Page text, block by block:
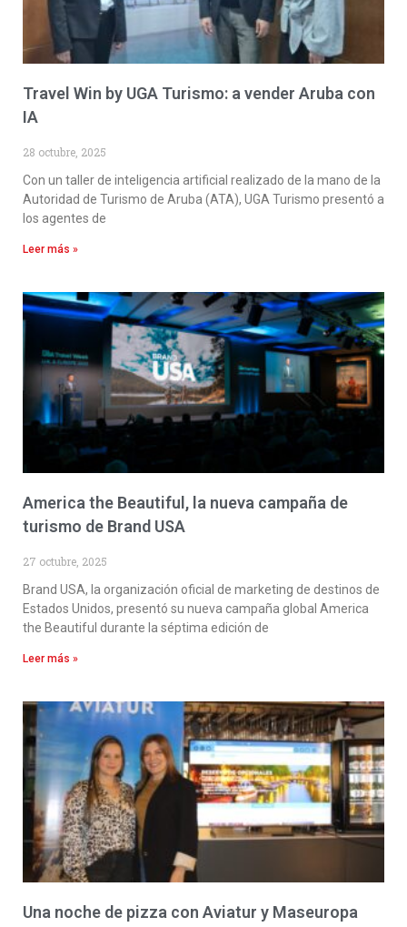
Travel Win by UGA Turismo: a vender Aruba con
IA
28 octubre, 2025
Con un taller de inteligencia artificial realizado de la mano de la
Autoridad de Turismo de Aruba (ATA), UGA Turismo presentó a
los agentes de
Leer más »
America the Beautiful, la nueva campaña de
turismo de Brand USA
27 octubre, 2025
Brand USA, la organización oficial de marketing de destinos de
Estados Unidos, presentó su nueva campaña global America
the Beautiful durante la séptima edición de
Leer más »
Una noche de pizza con Aviatur y Maseuropa